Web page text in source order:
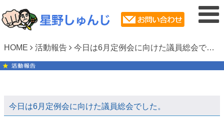
HOME 活動報告 今日は6月定例会に向けた議員総会でした。
今日は6月定例会に向けた議員総会でした。